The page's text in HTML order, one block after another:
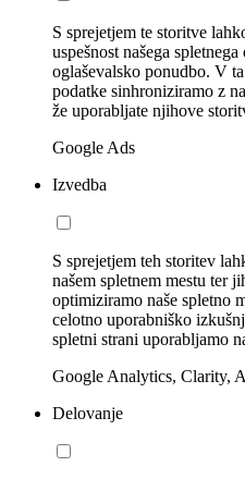
S sprejetjem te storitve
uspešnost našega
oglaševalsko ponudbo. V
podatke sinhroniziramo z
že uporabljate njihove
Google Ads
Izvedba
S sprejetjem teh storitev
našem spletnem mestu ter
optimiziramo naše spletno
celotno uporabniško
spletni strani uporabljamo
Google Analytics, Clarity,
Delovanje